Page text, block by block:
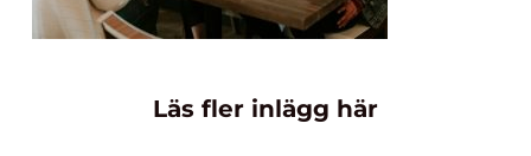
Läs fler inlägg här